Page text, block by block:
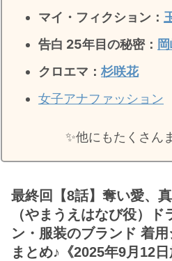
マイ・フィクション：
告白 25年目の秘密：
クロエマ： 杉咲花
女子アナファッション
✨️他にもたくさん
最終回【8話】奪い愛、
（やまうえはなび役）ド
ン・服装のブランド 着
まとめ♪《2025年9月12日